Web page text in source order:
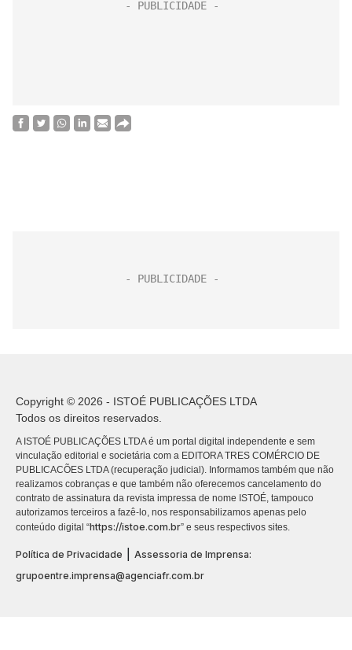
Copyright © 2026 - ISTOÉ PUBLICAÇÕES LTDA
Todos os direitos reservados.
A ISTOÉ PUBLICAÇÕES LTDA é um portal digital independente e sem
vinculação editorial e societária com a EDITORA TRES COMÉRCIO DE
PUBLICACÕES LTDA (recuperação judicial). Informamos também que não
realizamos cobranças e que também não oferecemos cancelamento do
contrato de assinatura da revista impressa de nome ISTOÉ, tampouco
autorizamos terceiros a fazê-lo, nos responsabilizamos apenas pelo
conteúdo digital “https://istoe.com.br” e seus respectivos sites.
Política de Privacidade
Assessoria de Imprensa:
grupoentre.imprensa@agenciafr.com.br